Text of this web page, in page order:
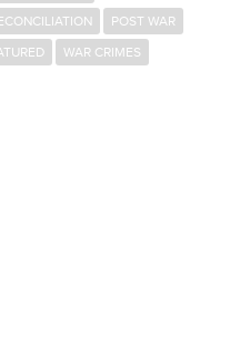
POST WAR
WAR CRIMES